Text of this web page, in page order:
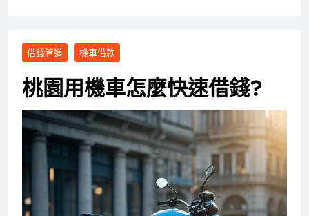
借錢管道 機車借款
桃園用機車怎麼快速借錢?